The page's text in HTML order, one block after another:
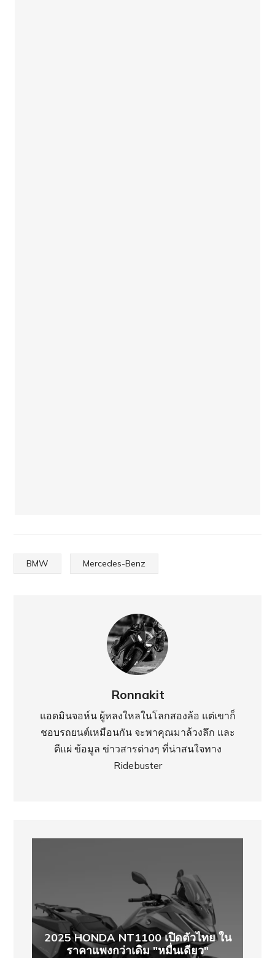
BMW Mercedes-Benz
Ronnakit
แอดมินจอห์น ผู้หลงใหลในโลกสองล้อ แต่เขาก็
ชอบรถยนต์เหมือนกัน จะพาคุณมาล้วงลึก และ
ตีแผ่ ข้อมูล ข่าวสารต่างๆ ที่น่าสนใจทาง
Ridebuster
2025 HONDA NT1100 เปิดตัวไทย ใน
ราคาแพงกว่าเดิม "หมื่นเดียว"